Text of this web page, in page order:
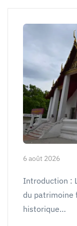
6 août 2026
Introduction :
du patrimoine
historique…